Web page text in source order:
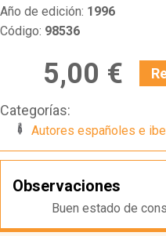
Año de edición: 1996
Código: 98536
5,00 €
Categorías:
Autores españoles e
Observaciones
Buen estado de